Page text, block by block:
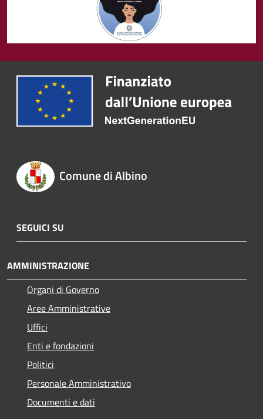
Comune di Albino
SEGUICI SU
AMMINISTRAZIONE
Organi di Governo
Aree Amministrative
Uffici
Enti e fondazioni
Politici
Personale Amministrativo
Documenti e dati